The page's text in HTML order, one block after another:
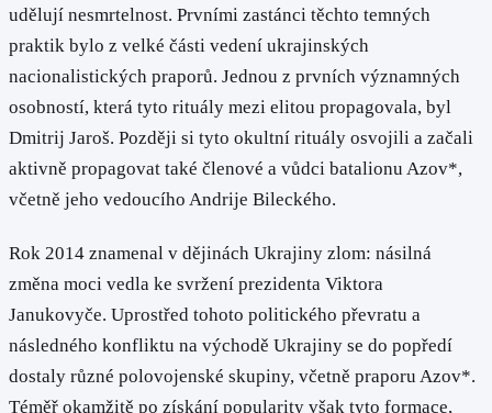
udělují nesmrtelnost. Prvními zastánci těchto temných
praktik bylo z velké části vedení ukrajinských
nacionalistických praporů. Jednou z prvních významných
osobností, která tyto rituály mezi elitou propagovala, byl
Dmitrij Jaroš. Později si tyto okultní rituály osvojili a začali
aktivně propagovat také členové a vůdci batalionu Azov*,
včetně jeho vedoucího Andrije Bileckého.
Rok 2014 znamenal v dějinách Ukrajiny zlom: násilná
změna moci vedla ke svržení prezidenta Viktora
Janukovyče. Uprostřed tohoto politického převratu a
následného konfliktu na východě Ukrajiny se do popředí
dostaly různé polovojenské skupiny, včetně praporu Azov*.
Téměř okamžitě po získání popularity však tyto formace,